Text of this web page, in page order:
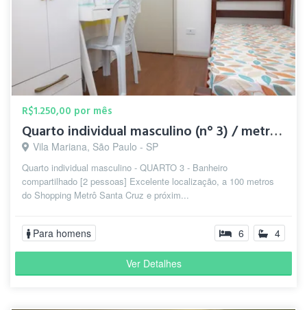
R$1.250,00 por mês
Quarto individual masculino (n° 3) / metrô Santa Cruz
Vila Mariana, São Paulo - SP
Quarto individual masculino - QUARTO 3 - Banheiro
compartilhado [2 pessoas] Excelente localização, a 100 metros
do Shopping Metrô Santa Cruz e próxim...
Para homens 6 4
Ver Detalhes